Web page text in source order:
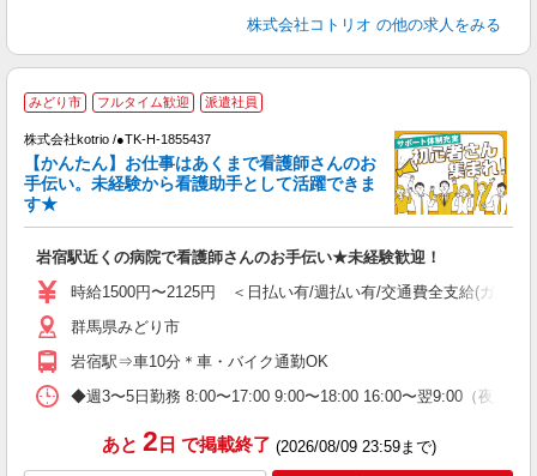
株式会社コトリオ の他の求人をみる
みどり市 フルタイム歓迎 派遣社員
株式会社kotrio /●TK-H-1855437
【かんたん】お仕事はあくまで看護師さんのお
手伝い。未経験から看護助手として活躍できま
す★
岩宿駅近くの病院で看護師さんのお手伝い★未経験歓迎！
時給1500円〜2125円 ＜日払い有/週払い有/交通費全支給(ガソリ
群馬県みどり市
岩宿駅⇒車10分＊車・バイク通勤OK
◆週3〜5日勤務 8:00〜17:00 9:00〜18:00 16:00〜翌9:00（夜勤
あと 2 日 で掲載終了 (2026/08/09 23:59まで)